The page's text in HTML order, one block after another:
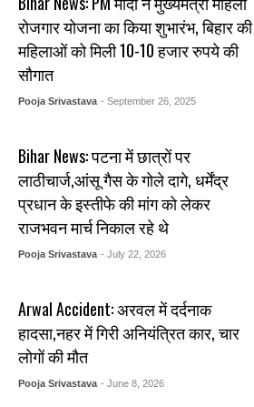
रोजगार योजना का किया शुभारंभ, ब‍िहार की
मह‍िलाओं को म‍िली 10-10 हजार रुपये की
सौगात
Pooja Srivastava - September 26, 2025
Bihar News: पटना में छात्रों पर
लाठीचार्ज,आंसू गैस के गोले दागे, धर्मेंद्र
प्रधान के इस्तीफे की मांग को लेकर
राजभवन मार्च निकाल रहे थे
Pooja Srivastava - July 22, 2026
Arwal Accident: अरवल में दर्दनाक
हादसा,नहर में गिरी अनियंत्रित कार, चार
लोगों की मौत
Pooja Srivastava - June 8, 2026